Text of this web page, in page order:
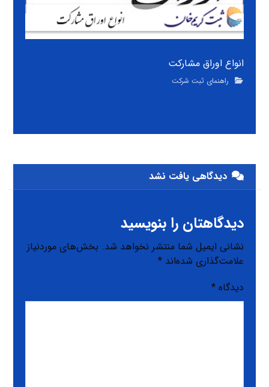
انواع اوراق مشارکت
راهنمای ثبت شرکت
دیدگاهی یافت نشد
دیدگاهتان را بنویسید
نشانی ایمیل شما منتشر نخواهد شد. بخش‌های موردنیاز
علامت‌گذاری شده‌اند*
دیدگاه*